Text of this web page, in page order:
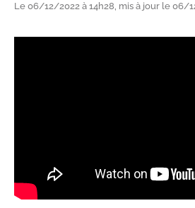
Le 06/12/2022 à 14h28, mis à jour le 06/